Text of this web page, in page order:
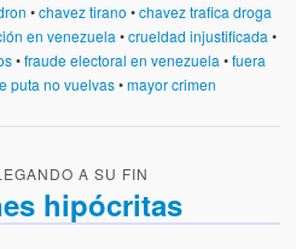
•chavez tirano •chavez trafica droga
en venezuela •crueldad injustificada •
•fraude electoral en venezuela •fuera
puta no vuelvas•mayor crimen
A SU FIN
hipócritas